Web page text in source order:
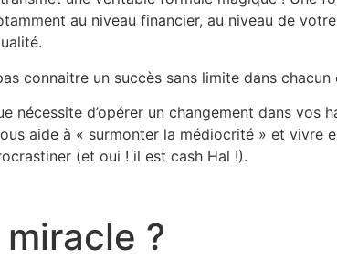
au niveau financier, au niveau de
connaitre un succès sans limite dans chacun
nécessite d’opérer un changement dans vos
aide à « surmonter la médiocrité » et vivre
(et oui ! il est cash Hal !).
?